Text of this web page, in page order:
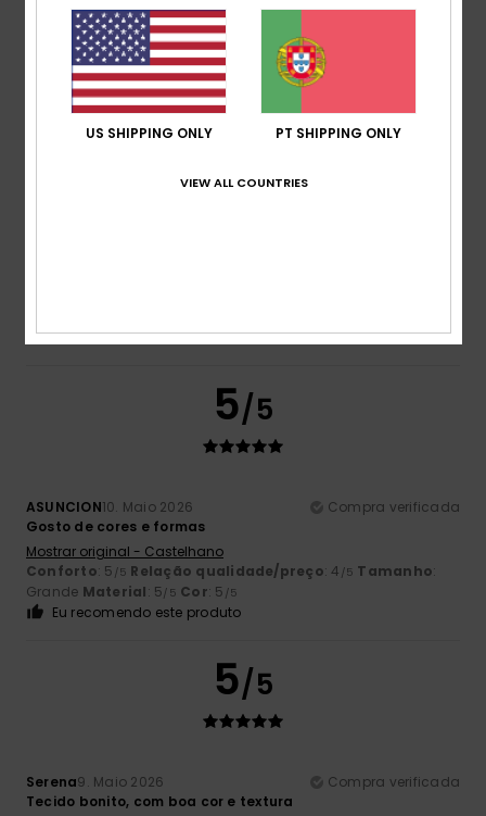
4
Cor: 5/5
5/5
ASUNCION10. Maio 2026
Compra verificada
Gosto de cores e formas
Mostrar original - Castelhano
Conforto: 5 /5 Relação qualidade/preço: 4 /5 Tamanho:
Grande Material: 5/5 Cor: 5 /5
Eu recomendo este produto
5/5
Serena9. Maio 2026
Compra verificada
Tecido bonito, com boa cor e textura
US SHIPPING ONLY PT SHIPPING ONLY
VIEW ALL COUNTRIES